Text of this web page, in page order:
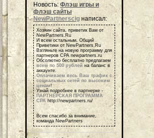
Новость: Флэш игры и
флэш сайты
NewPartnerscig написал:
Хозяин сайта, приветик Вам от
NewPartners.Ru
И всем остальным, Общий
Приветики от NewPartners.Ru
Взгляньте на новую программу для
партнеров СРА newpartners.ru
Обсолютно бесплатно предлагаем
всем по 500 рублей на баланс в
аккаунте.
Оплачиваем весь Ваш трафик с
социальных сетей по высоким
ценам!
Узнай подробнее в партнерке -
ПАРТНЕРСКАЯ ПРОГРАММА
СРА http://newpartners.ru/
Всем спасибо за внимание,
команда NewPartners